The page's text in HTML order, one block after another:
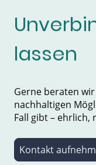
lassen
Gerne beraten
nachhaltigen
Fall gibt –
Kontakt